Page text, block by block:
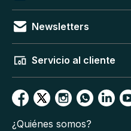
Newsletters
Servicio al cliente
¿Quiénes somos?